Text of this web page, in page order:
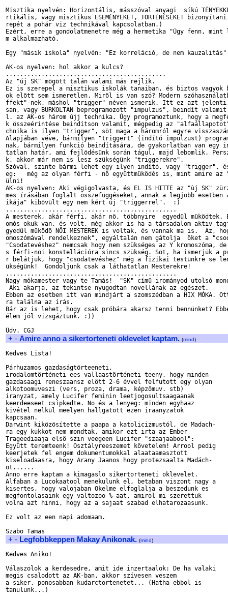
Misztika nyelvén: Horizontális, másszóval anyagi  síkú
rtikális, vagy misztikus ESEMÉNYEKET, TÖRTÉNÉSEKET
repét a pohár viz technikával kapcsolatban.)
Ezért, erre a gondolatmenetre még a hermetika "Úgy fenn, mint
m alkalmazható.
Egy "másik iskola" nyelvén: "Ez korreláció, de nem
AK-os nyelven: hol akkor a kulcs?
.............................................
Az "új SK" mögött talán valami más rejlik.
Ez is szerepel a misztikus iskolák tanaiban, és biztos vagyok
ok elött sem ismeretlen. Miröl is van szó? Modern
ffekt"-nek, máshol "trigger" néven ismerik. Itt ez azt jelenti,
san, vagy BURKOLTAN beprogramozott "impulzus", beindít
l. az AK-os három újj technika. Úgy programoztunk, hogy a
k összeérintése beindítson valamit, mégpedig az
chnika is ilyen "trigger", söt maga a háromról egyre
Alapjában véve, bármilyen "triggert" (indító impulzust)
nak, bármilyen funkció beindítására, de gyakorlatban van egy
tatlan határ, ami fejlödésünk során tágul, majd lebomlik.
k, akkor már nem is lesz szükségünk "triggerekre".
Szóval, szinte bármi lehet egy ilyen indító, vagy "trigger",
eg:   még az olyan férfi - nö együttmüködés is, mint amire az
ülni!
AK-os nyelven: Aki végigolvasta, és EL IS HITTE az "ùj SK"
mes írásában foglalt összefüggéseket, annak a legjobb esetben
ikája" kibövült egy nem kért új "triggerrel".  :)
................................................
A mesterek, akár férfi, akár nö, többnyire  egyedül müködtek.
omós okuk van, és volt, még akkor is ha a társadalom aktiv
gyedül müködö NÖI MESTEREK is voltak, és vannak ma is.  Az,
omoszómával rendelkeznek", egyáltalán nem gátolja  öket a
"Csodatevéshez" nemcsak hogy nem szükséges az Y kromoszóma,
s férfi-nöi konstellációra sincs szükség. Söt, ha ismerjük a
r belátjuk, hogy "csodatevéshez" még a fizikai testünkre se
ükségünk!  Gondoljunk csak a láthatatlan Mesterekre!
................................................
Nagy mókamester vagy te Tamás!  "SK" címü irományod utolsó
Aki akarja, az tekintse nyugodtan novellának az egészet.
Ebben az esetben itt van mindjárt a szomszédban a HIX MÓKA.
ra találna az írás.
Bár az is lehet, hogy csak próbára akarsz tenni bennünket?
élem jól vizsgáztunk. :))
+ - Amire anno a sikertorteneti oklevelet kaptam. (mind)
Kedves Lista!
Párhuzamos gazdaságtörteeneti,
irodalomtörténeti ees vallaastörténeti teeny, hogy minden
gazdasaagi reneszaansz elött 2-6 évvel felfutott egy olyan
alkotoomuveszi (vers, proza, drama, képzömuv. stb)
iranyzat, amely Lucifer feminin leetjogosultsaagaanak
keerdeeseet csipkedte. No és a lenyeg: minden egyhaaz
kivétel nelkül meelyen hallgatott ezen iraanyzatok
kapcsaan.
Darwint kiközösítette a paapa a katolicizmustól, de Madach-
ra egy kukkot nem mondtak, amikor ezt irta az Ember
Trageediaaja elsö szin veegeen Lucifer "szaajaabool":
Együtt teremteenk! Osztályreeszemet követelem! Arrool pedig
keerjetek fel engem dokumentumokkal alaataamasztott
kiseloadaasra, hogy Arany Jaanos hogy protezsaalta Madách-
ot......
Anno erre kaptam a kimagaslo sikertorteneti oklevelet.
Alfaban a Lucokaatool menekulunk el, betaban viszont nagy a
kisertes, hogy valojaban Okelme elfoglalja a beszedunk es
megfontolasaink egy valtozoo %-aat, amirol mi szerettuk
volna azt hinni, hogy az a sajaat szabad elhatarozaasunk.
Ez volt az een napi adomaam.
+ - Legfobbkeppen Makay Anikonak. (mind)
Kedves Aniko!
Válaszolok a kerdesedre, amit ide inzertaalok: De ha valaki
megis csalodott az AK-ban, akkor szívesen veszem
a siker, ponosabban kudarctortenetet... (Hatha ebbol is
tanulunk...)